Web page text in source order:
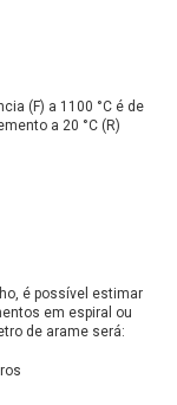
(F) a 1100 °C é de
a 20 °C (R)
é possível estimar
em espiral ou
de arame será: